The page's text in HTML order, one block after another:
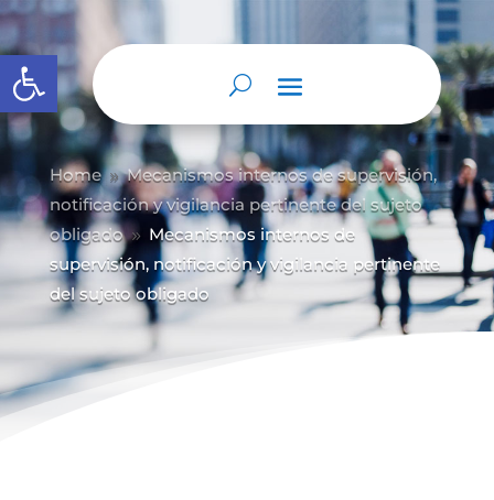
Abrir barra de herramientas
Home 9 Mecanismos internos de supervisión,
notificación y vigilancia pertinente del sujeto
obligado 9 Mecanismos internos de
supervisión, notificación y vigilancia pertinente
del sujeto obligado